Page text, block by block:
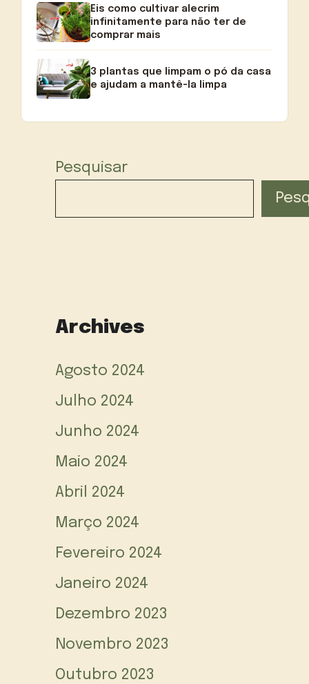
Eis como cultivar alecrim
infinitamente para não ter de
comprar mais
3 plantas que limpam o pó da casa
e ajudam a mantê-la limpa
Pesquisar
Archives
Agosto 2024
Julho 2024
Junho 2024
Maio 2024
Abril 2024
Março 2024
Fevereiro 2024
Janeiro 2024
Dezembro 2023
Novembro 2023
Outubro 2023